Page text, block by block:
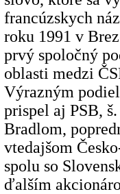
francúzskych
roku 1991 v
prvý spoločný
oblasti medzi
Výrazným
prispel aj PSB,
Bradlom,
vtedajšom
spolu so
ďalším